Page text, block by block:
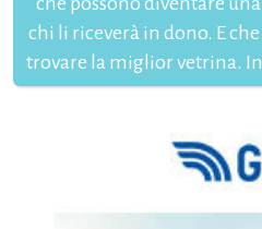
chi li riceverà in dono. E
trovare la miglior vetrina.